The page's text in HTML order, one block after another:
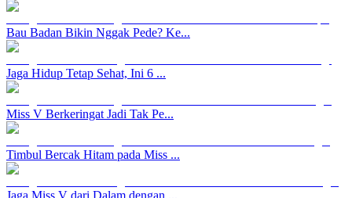
Bau Badan Bikin Nggak Pede? Ke...
Jaga Hidup Tetap Sehat, Ini 6 ...
Miss V Berkeringat Jadi Tak Pe...
Timbul Bercak Hitam pada Miss ...